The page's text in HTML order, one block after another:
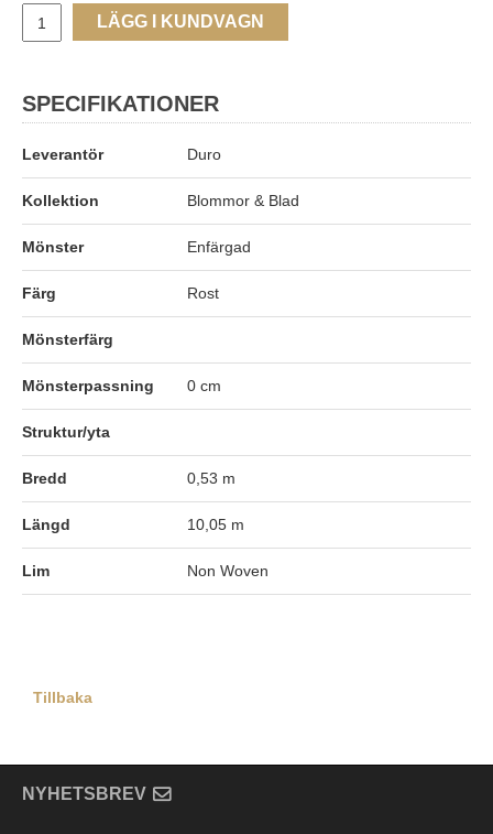
LÄGG I KUNDVAGN
SPECIFIKATIONER
Leverantör Duro
Kollektion Blommor & Blad
Mönster Enfärgad
Färg Rost
Mönsterfärg
Mönsterpassning 0 cm
Struktur/yta
Bredd 0,53 m
Längd 10,05 m
Lim Non Woven
Tillbaka
NYHETSBREV